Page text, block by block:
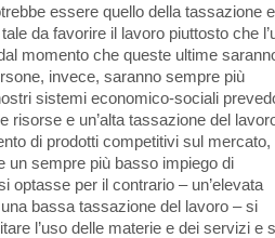
essere quello della tassazione
da favorire il lavoro piuttosto che
momento che queste ultime
invece, saranno sempre più
sistemi economico-sociali
risorse e un’alta tassazione del
di prodotti competitivi sul mercato,
un sempre più basso impiego di
optasse per il contrario – un’elevata
bassa tassazione del lavoro – si
l’uso delle materie e dei servizi e